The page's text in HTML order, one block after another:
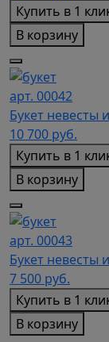
Купить в 1
В корзину
арт. 00042
Букет невесты
10 700 руб.
Купить в 1
В корзину
арт. 00043
Букет невесты
7 500 руб.
Купить в 1
В корзину